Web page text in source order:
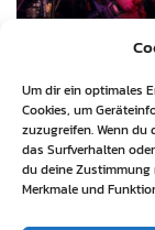
Um dir ein optimales
Cookies, um
zuzugreifen. Wenn
das Surfverhalten
du deine
Merkmale und